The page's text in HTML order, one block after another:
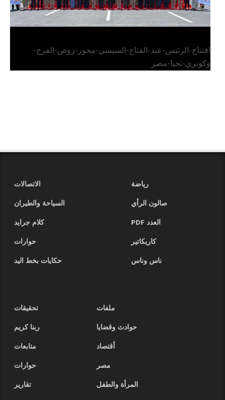
افتتاح-الرئيس-عبد-الفتاح-السيسي-محور-روض-الفرج-
وكوبري-تحيا-مصر
رياضة
الاتصالات
صالون الرأي
السياحة والطيران
العدد PDF
كلام جرايد
كاريكاتير
حوارات
ناس وناس
حكايات بخط اليد
ملفات
تحقيقات
حوادث وقضايا
ربنا كريم
أقتصاد
متابعات
مصر
حوارات
المرأة والطفل
تقارير